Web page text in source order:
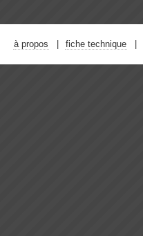
à propos fiche technique